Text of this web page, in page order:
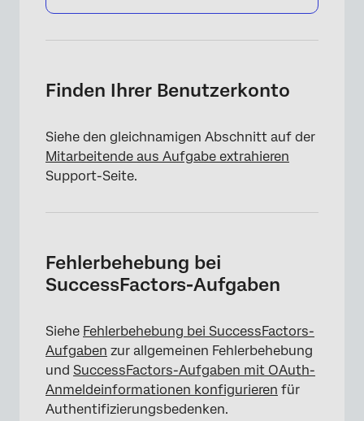
Finden Ihrer Benutzerkonto
Siehe den gleichnamigen Abschnitt auf der
Mitarbeitende aus Aufgabe extrahieren
Support-Seite.
Fehlerbehebung bei
SuccessFactors-Aufgaben
Siehe Fehlerbehebung bei SuccessFactors-
Aufgaben zur allgemeinen Fehlerbehebung
und SuccessFactors-Aufgaben mit OAuth-
Anmeldeinformationen konfigurieren für
Authentifizierungsbedenken.